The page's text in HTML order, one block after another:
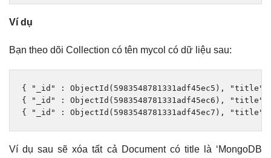
Ví dụ
Bạn theo dõi Collection có tên mycol có dữ liệu sau:
{ "_id" : ObjectId ( 5983548781331adf45ec5 ), "title"
{
"_id" : ObjectId ( 5983548781331adf45ec6 ), "title"
{
"_id" : ObjectId ( 5983548781331adf45ec7 ), "title"
Ví dụ sau sẽ xóa tất cả Document có title là ‘MongoDB